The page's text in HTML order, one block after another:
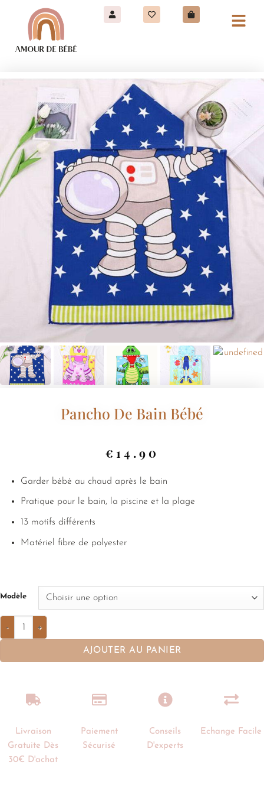
Pancho De Bain Bébé
€ 14.90
Garder bébé au chaud après le bain
Pratique pour le bain, la piscine et la plage
13 motifs différents
Matériel fibre de polyester
Modèle
AJOUTER AU PANIER
Livraison
Gratuite Dès
30€ D'achat
Paiement
Sécurisé
Conseils
D'experts
Echange Facile